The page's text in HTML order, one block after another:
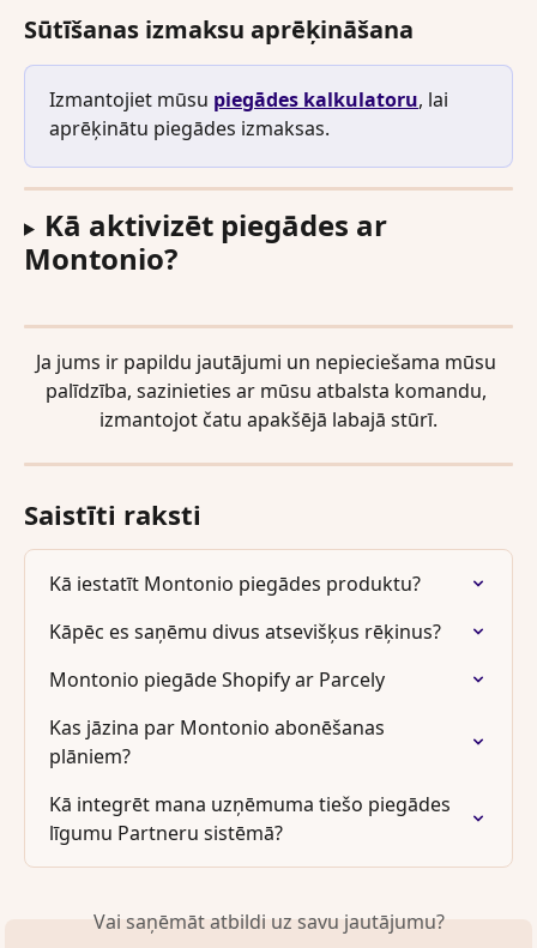
Sūtīšanas izmaksu aprēķināšana
Izmantojiet mūsu piegādes kalkulatoru, lai
aprēķinātu piegādes izmaksas.
Kā aktivizēt piegādes ar
Montonio?
Ja jums ir papildu jautājumi un nepieciešama mūsu
palīdzība, sazinieties ar mūsu atbalsta komandu,
izmantojot čatu apakšējā labajā stūrī.
Saistīti raksti
Kā iestatīt Montonio piegādes produktu?
Kāpēc es saņēmu divus atsevišķus rēķinus?
Montonio piegāde Shopify ar Parcely
Kas jāzina par Montonio abonēšanas
plāniem?
Kā integrēt mana uzņēmuma tiešo piegādes
līgumu Partneru sistēmā?
Vai saņēmāt atbildi uz savu jautājumu?